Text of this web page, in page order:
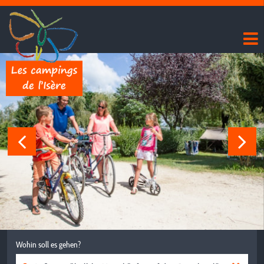
Wohin soll es gehen?